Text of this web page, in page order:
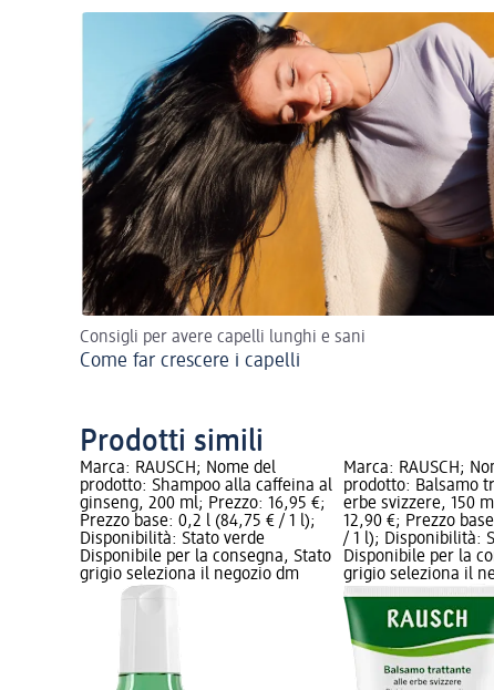
Consigli per avere capelli lunghi e sani
Come far crescere i capelli
Prodotti simili
Marca: RAUSCH; Nome del
prodotto: Shampoo alla caffeina al
ginseng, 200 ml; Prezzo: 16,95 €;
Prezzo base: 0,2 l (84,75 € / 1 l);
Disponibilità: Stato verde
Disponibile per la consegna, Stato
grigio seleziona il negozio dm
Marca: RAUSCH;
prodotto: Balsamo
erbe svizzere, 150
12,90 €; Prezzo
/ 1 l); Disponibilità:
Disponibile per la
grigio seleziona il